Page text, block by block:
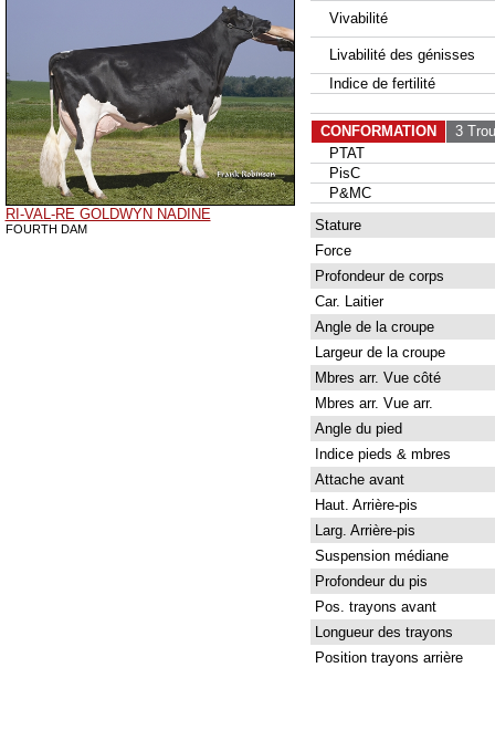
RI-VAL-RE GOLDWYN NADINE
FOURTH DAM
Vivabilité
Livabilité des génisses
Indice de fertilité
CONFORMATION
3
PTAT
PisC
P&MC
Stature
Force
Profondeur de corps
Car. Laitier
Angle de la croupe
Largeur de la croupe
Mbres arr. Vue côté
Mbres arr. Vue arr.
Angle du pied
Indice pieds & mbres
Attache avant
Haut. Arrière-pis
Larg. Arrière-pis
Suspension médiane
Profondeur du pis
Pos. trayons avant
Longueur des trayons
Position trayons arrière